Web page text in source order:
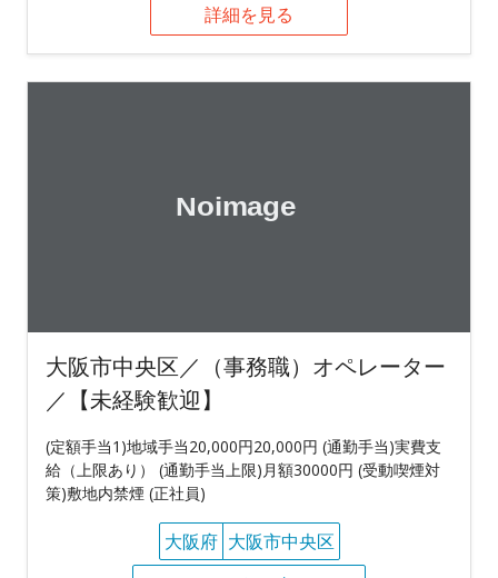
詳細を見る
大阪市中央区／（事務職）オペレーター
／【未経験歓迎】
(定額手当1)地域手当20,000円20,000円 (通勤手当)実費支
給（上限あり） (通勤手当上限)月額30000円 (受動喫煙対
策)敷地内禁煙 (正社員)
大阪府 大阪市中央区